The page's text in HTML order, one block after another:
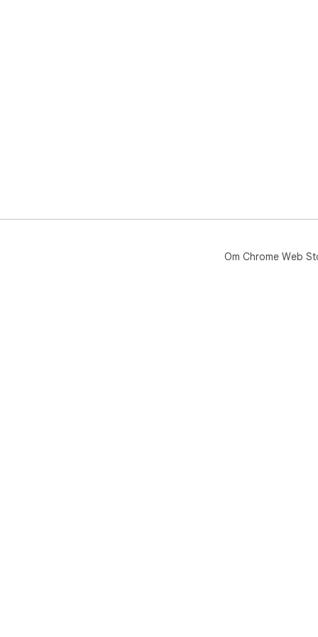
Om Chrome Web